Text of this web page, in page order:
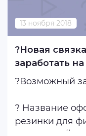
13 ноября 2018
?Новая
заработать
? Название оффера:
резинки для фитнеса.